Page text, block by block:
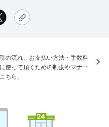
の流れ、お支払い方法・手数料
使って頂くための制度やマナー
ちら。